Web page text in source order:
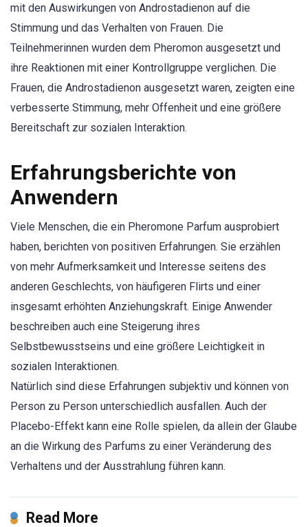
mit den Auswirkungen von Androstadienon auf die
Stimmung und das Verhalten von Frauen. Die
Teilnehmerinnen wurden dem Pheromon ausgesetzt und
ihre Reaktionen mit einer Kontrollgruppe verglichen. Die
Frauen, die Androstadienon ausgesetzt waren, zeigten eine
verbesserte Stimmung, mehr Offenheit und eine größere
Bereitschaft zur sozialen Interaktion.
Erfahrungsberichte von
Anwendern
Viele Menschen, die ein Pheromone Parfum ausprobiert
haben, berichten von positiven Erfahrungen. Sie erzählen
von mehr Aufmerksamkeit und Interesse seitens des
anderen Geschlechts, von häufigeren Flirts und einer
insgesamt erhöhten Anziehungskraft. Einige Anwender
beschreiben auch eine Steigerung ihres
Selbstbewusstseins und eine größere Leichtigkeit in
sozialen Interaktionen.
Natürlich sind diese Erfahrungen subjektiv und können von
Person zu Person unterschiedlich ausfallen. Auch der
Placebo-Effekt kann eine Rolle spielen, da allein der Glaube
an die Wirkung des Parfums zu einer Veränderung des
Verhaltens und der Ausstrahlung führen kann.
Read More